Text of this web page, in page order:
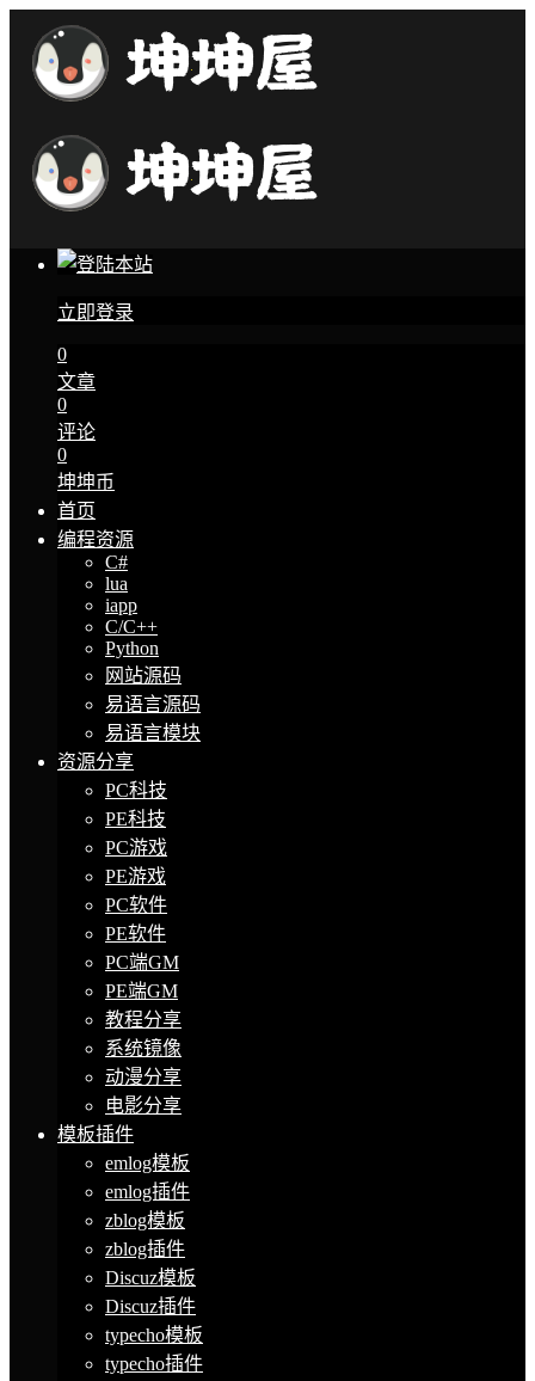
立即登录
0
文章
0
评论
0
坤坤币
首页
编程资源
C#
lua
iapp
C/C++
Python
网站源码
易语言源码
易语言模块
资源分享
PC科技
PE科技
PC游戏
PE游戏
PC软件
PE软件
PC端GM
PE端GM
教程分享
系统镜像
动漫分享
电影分享
模板插件
emlog模板
emlog插件
zblog模板
zblog插件
Discuz模板
Discuz插件
typecho模板
typecho插件